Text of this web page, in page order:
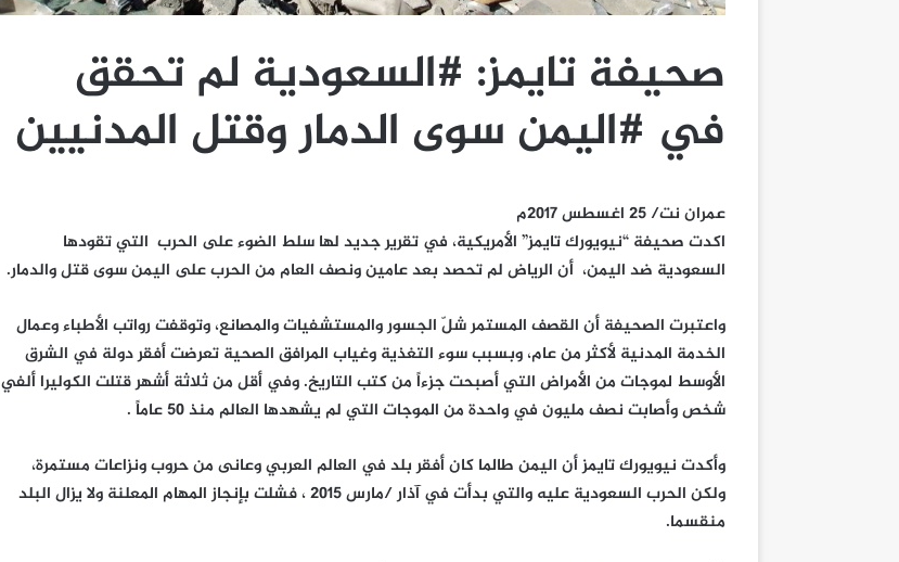
صحيفة تايمز: #السعودية لم تحقق
في #اليمن سوى الدمار وقتل المدنيين
عمران نت/ 25 اغسطس 2017م
اكدت صحيفة “نيويورك تايمز” الأمريكية، في تقرير جديد لها سلط الضوء على الحرب التي تقودها
السعودية ضد اليمن، أن الرياض لم تحصد بعد عامين ونصف العام من الحرب على اليمن سوى قتل والدمار.
واعتبرت الصحيفة أن القصف المستمر شلّ الجسور والمستشفيات والمصانع، وتوقفت رواتب الأطباء وعمال
الخدمة المدنية لأكثر من عام، وبسبب سوء التغذية وغياب المرافق الصحية تعرضت أفقر دولة في الشرق
الأوسط لموجات من الأمراض التي أصبحت جزءاً من كتب التاريخ. وفي أقل من ثلاثة أشهر قتلت الكوليرا ألفي
شخص وأصابت نصف مليون في واحدة من الموجات التي لم يشهدها العالم منذ 50 عاماً .
وأكدت نيويورك تايمز أن اليمن طالما كان أفقر بلد في العالم العربي وعانى من حروب ونزاعات مستمرة،
ولكن الحرب السعودية عليه والتي بدأت في آذار /مارس 2015 ، فشلت بإنجاز المهام المعلنة ولا يزال البلد
منقسما.